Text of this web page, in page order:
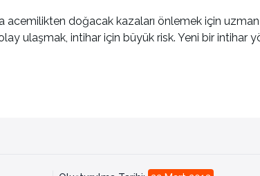
doğacak kazaları önlemek için uzman
ulaşmak, intihar için büyük risk. Yeni bir intihar